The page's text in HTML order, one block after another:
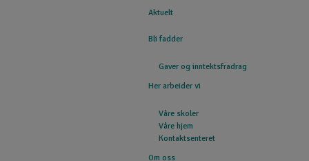
Aktuelt
Bli fadder
Gaver og inntektsfradrag
Her arbeider vi
Våre skoler
Våre hjem
Kontaktsenteret
Om oss